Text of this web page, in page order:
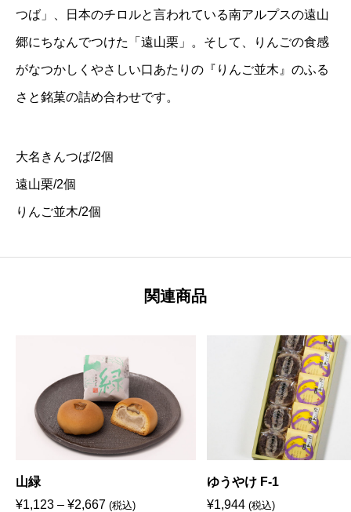
1
個
つば」、日本のチロルと言われている南アルプスの遠山
郷にちなんでつけた「遠山栗」。そして、りんごの食感
がなつかしくやさしい口あたりの『りんご並木』のふる
さと銘菓の詰め合わせです。
大名きんつば/2個
遠山栗/2個
りんご並木/2個
関連商品
山緑
¥1,123 – ¥2,667価
(税込)
ゆうやけ F-1
¥1,944 (税込)